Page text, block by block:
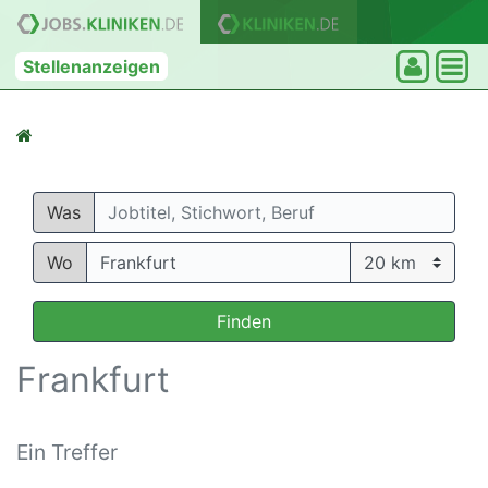
Stellenanzeigen
Was
Wo
Finden
Frankfurt
Ein Treffer